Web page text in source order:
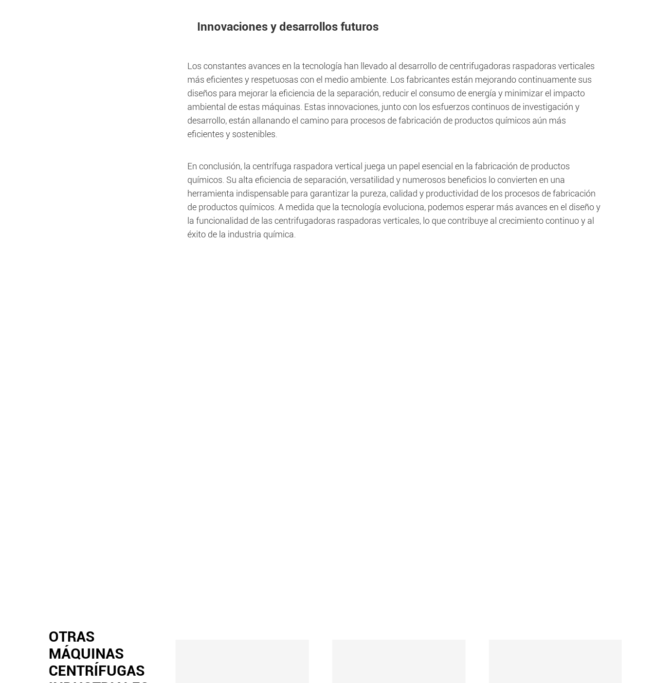
Innovaciones y desarrollos futuros
Los constantes avances en la tecnología han llevado al desarrollo de centrifugadoras raspadoras verticales
más eficientes y respetuosas con el medio ambiente. Los fabricantes están mejorando continuamente sus
diseños para mejorar la eficiencia de la separación, reducir el consumo de energía y minimizar el impacto
ambiental de estas máquinas. Estas innovaciones, junto con los esfuerzos continuos de investigación y
desarrollo, están allanando el camino para procesos de fabricación de productos químicos aún más
eficientes y sostenibles.
En conclusión, la centrífuga raspadora vertical juega un papel esencial en la fabricación de productos
químicos. Su alta eficiencia de separación, versatilidad y numerosos beneficios lo convierten en una
herramienta indispensable para garantizar la pureza, calidad y productividad de los procesos de fabricación
de productos químicos. A medida que la tecnología evoluciona, podemos esperar más avances en el diseño y
la funcionalidad de las centrifugadoras raspadoras verticales, lo que contribuye al crecimiento continuo y al
éxito de la industria química.
OTRAS
MÁQUINAS
CENTRÍFUGAS